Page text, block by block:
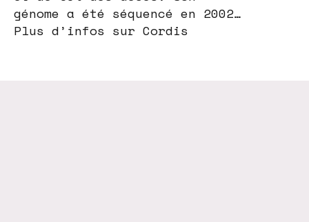
génome a été séquencé en 2002…
Plus d’infos sur Cordis